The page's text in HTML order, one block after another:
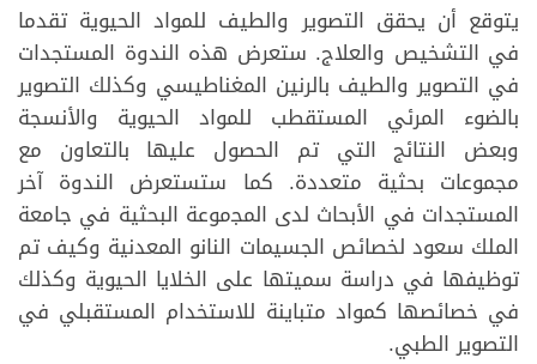
يتوقع أن يحقق التصوير والطيف للمواد الحيوية تقدما
في التشخيص والعلاج. ستعرض هذه الندوة المستجدات
في التصوير والطيف بالرنين المغناطيسي وكذلك التصوير
بالضوء المرئي المستقطب للمواد الحيوية والأنسجة
وبعض النتائج التي تم الحصول عليها بالتعاون مع
مجموعات بحثية متعددة. كما ستستعرض الندوة آخر
المستجدات في الأبحاث لدى اﻟﻤﺠموعة البحثية في جامعة
الملك سعود لخصائص الجسيمات النانو المعدنية وكيف تم
توظيفها في دراسة سميتها على الخلايا الحيوية وكذلك
في خصائصها كمواد متباينة للاستخدام المستقبلي في
التصوير الطبي.